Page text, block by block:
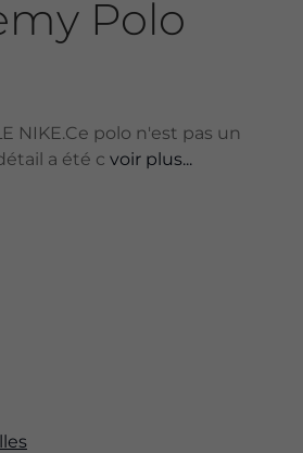
Polo
NIKE.Ce polo n'est pas un
a été c voir plus...